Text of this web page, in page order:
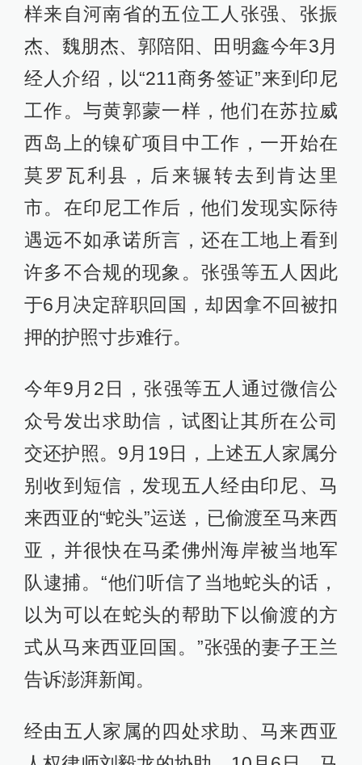
样来自河南省的五位工人张强、张振
杰、魏朋杰、郭陪阳、田明鑫今年3月
经人介绍，以“211商务签证”来到印尼
工作。与黄郭蒙一样，他们在苏拉威
西岛上的镍矿项目中工作，一开始在
莫罗瓦利县，后来辗转去到肯达里
市。在印尼工作后，他们发现实际待
遇远不如承诺所言，还在工地上看到
许多不合规的现象。张强等五人因此
于6月决定辞职回国，却因拿不回被扣
押的护照寸步难行。
今年9月2日，张强等五人通过微信公
众号发出求助信，试图让其所在公司
交还护照。9月19日，上述五人家属分
别收到短信，发现五人经由印尼、马
来西亚的“蛇头”运送，已偷渡至马来西
亚，并很快在马柔佛州海岸被当地军
队逮捕。“他们听信了当地蛇头的话，
以为可以在蛇头的帮助下以偷渡的方
式从马来西亚回国。”张强的妻子王兰
告诉澎湃新闻。
经由五人家属的四处求助、马来西亚